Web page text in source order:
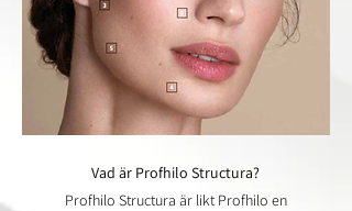
Vad är Profhilo Structura?
Profhilo Structura är likt Profhilo en